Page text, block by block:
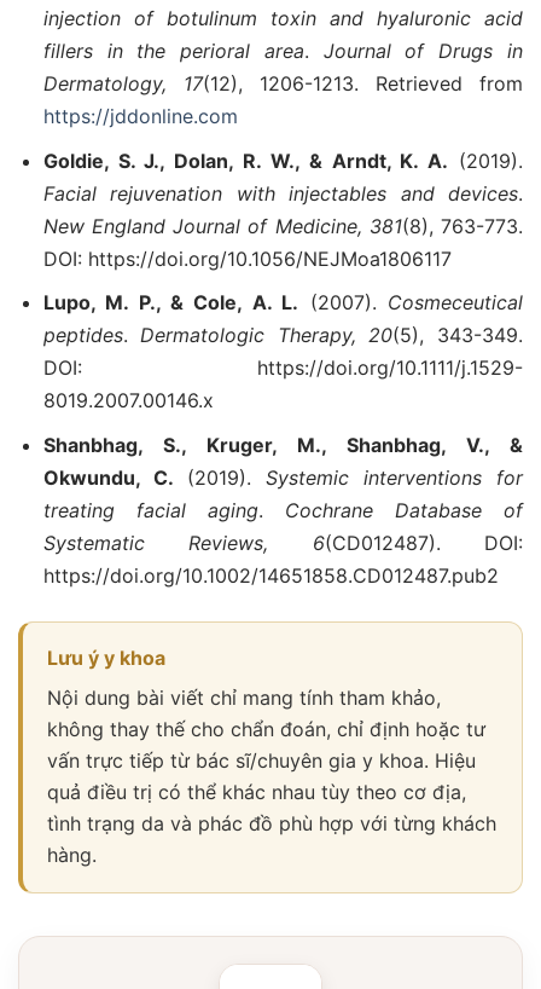
injection of botulinum toxin and hyaluronic acid
fillers in the perioral area. Journal of Drugs in
Dermatology, 17(12), 1206-1213. Retrieved from
https://jddonline.com
Goldie, S. J., Dolan, R. W., & Arndt, K. A. (2019).
Facial rejuvenation with injectables and devices.
New England Journal of Medicine, 381(8), 763-773.
DOI: https://doi.org/10.1056/NEJMoa1806117
Lupo, M. P., & Cole, A. L. (2007). Cosmeceutical
peptides.Dermatologic Therapy, 20(5), 343-349.
DOI: https://doi.org/10.1111/j.1529-
8019.2007.00146.x
Shanbhag, S., Kruger, M., Shanbhag, V., &
Okwundu, C. (2019).Systemic interventions for
treating facial aging. Cochrane Database of
Systematic Reviews, 6(CD012487). DOI:
https://doi.org/10.1002/14651858.CD012487.pub2
Lưu ý y khoa
Nội dung bài viết chỉ mang tính tham khảo,
không thay thế cho chẩn đoán, chỉ định hoặc tư
vấn trực tiếp từ bác sĩ/chuyên gia y khoa. Hiệu
quả điều trị có thể khác nhau tùy theo cơ địa,
tình trạng da và phác đồ phù hợp với từng khách
hàng.